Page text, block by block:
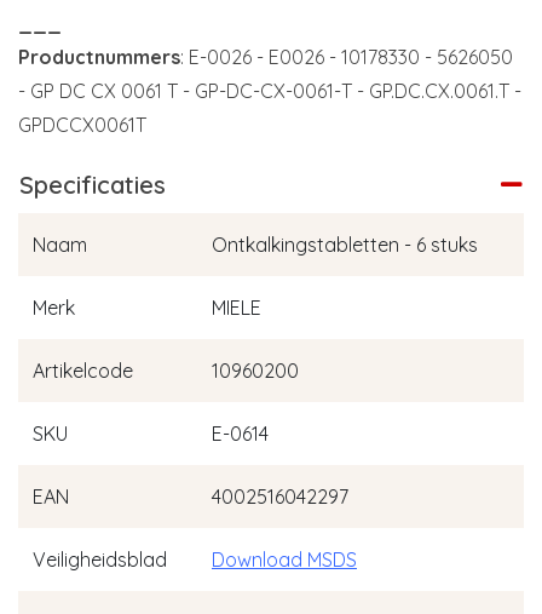
Productnummers: E-0026 - E0026 - 10178330 - 5626050
- GP DC CX 0061 T - GP-DC-CX-0061-T - GP.DC.CX.0061.T -
GPDCCX0061T
Specificaties
Naam Ontkalkingstabletten - 6 stuks
Merk MIELE
Artikelcode 10960200
SKU E-0614
EAN 4002516042297
Veiligheidsblad Download MSDS